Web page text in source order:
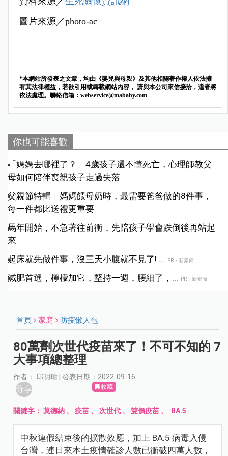
圖片來源／photo-ac
*本網站所發表之文章，均由《嬰兒與母親》及其他相關著作權人依法擁
有其法律權益，若欲引用或轉載網站內容， 請與本公司來信接洽，違者將
依法處理。聯絡信箱： webservice@mababy.com
你也可能喜歡
「媽媽去哪裡了？」4歲孩子還不懂死亡，心理師教父
母如何陪伴喪親孩子走過失落
父親節特輯｜媽媽餵母奶時，最需要爸爸做的8件事，
每一件都比送禮更重要
馬年開始，不急著往前衝，先陪孩子學會跌倒後再站起
來
起床就先做件事，沒三天小腹就不見了! ...
PR・新素簡
減肥首選，檸檬加它，堅持一週，腰細了，... PR・新素簡
首頁 家庭 防疫懶人包
80萬劑次世代疫苗來了！不可不知的 7
大事項總整理
作者： 邱明瑜 | 發表日期：2022-09-16
分享 收藏
關鍵字：莫德納 、疫苗 、次世代 、雙價疫苗 、 BA.5
中秋連假結束後的擴散效應，加上 BA.5 病毒入侵
台灣，連日來本土疫情確診人數已衝破四萬人數，